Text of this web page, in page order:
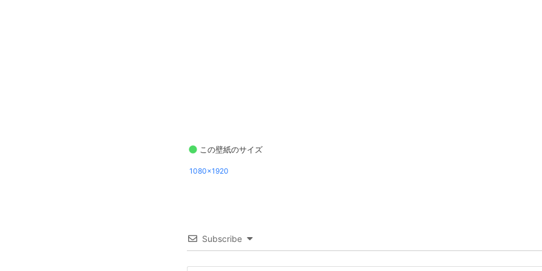
この壁紙のサイズ
1080x1920
Subscribe